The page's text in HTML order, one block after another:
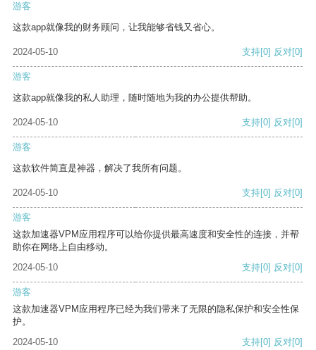
游客
这款app就像我的财务顾问，让我能够省钱又省心。
2024-05-10 支持[0] 反对[0]
游客
这款app就像我的私人助理，随时随地为我的办公提供帮助。
2024-05-10 支持[0] 反对[0]
游客
这款软件简直是神器，解决了我所有问题。
2024-05-10 支持[0] 反对[0]
游客
这款加速器VPM应用程序可以给你提供最高速度和安全性的连接，并帮
助你在网络上自由移动。
2024-05-10
支持[0] 反对[0]
游客
这款加速器VPM应用程序已经为我们带来了无限的隐私保护和安全性保
护。
2024-05-10
支持[0] 反对[0]